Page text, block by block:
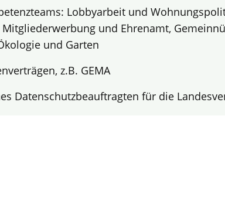
Lobbyarbeit und
und Ehrenamt,
und Garten
z.B. GEMA
Datenschutzbeauftragten für die